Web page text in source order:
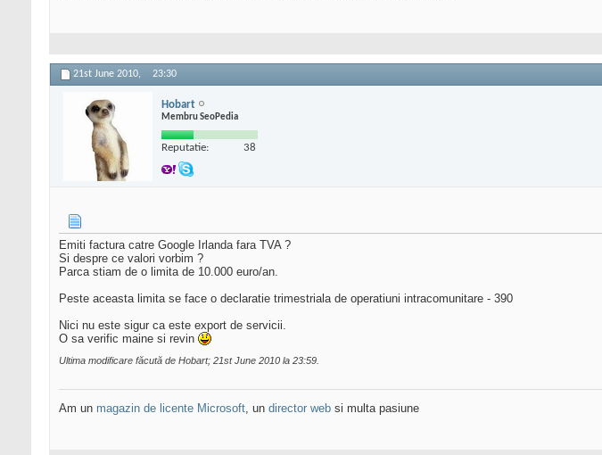
21st June 2010, 23:30
Hobart
Membru SeoPedia
Reputatie: 38
Emiti factura catre Google Irlanda fara TVA ?
Si despre ce valori vorbim ?
Parca stiam de o limita de 10.000 euro/an.
Peste aceasta limita se face o declaratie trimestriala de operatiuni intracomunitare - 390
Nici nu este sigur ca este export de servicii.
O sa verific maine si revin
Ultima modificare făcută de Hobart; 21st June 2010 la 23:59
Am un magazin de licente Microsoft, un director web si multa pasiune